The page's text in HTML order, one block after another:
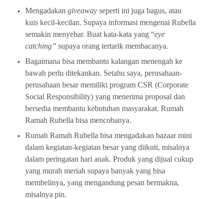
Mengadakan giveaway seperti ini juga bagus, atau
kuis kecil-kecilan. Supaya informasi mengenai Rubella
semakin menyebar. Buat kata-kata yang “eye
catching” supaya orang tertarik membacanya.
Bagaimana bisa membantu kalangan menengah ke
bawah perlu ditekankan. Setahu saya, perusahaan-
perusahaan besar memiliki program CSR (Corporate
Social Responsibility) yang menerima proposal dan
bersedia membantu kebutuhan masyarakat. Rumah
Ramah Rubella bisa mencobanya.
Rumah Ramah Rubella bisa mengadakan bazaar mini
dalam kegiatan-kegiatan besar yang diikuti, misalnya
dalam peringatan hari anak. Produk yang dijual cukup
yang murah meriah supaya banyak yang bisa
membelinya, yang mengandung pesan bermakna,
misalnya pin.